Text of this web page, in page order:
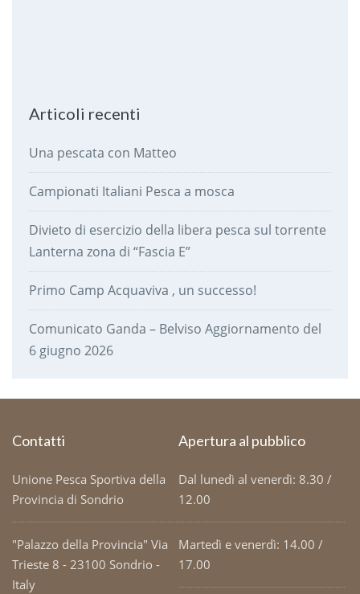
Articoli recenti
Una pescata con Matteo
Campionati Italiani Pesca a mosca
Divieto di esercizio della libera pesca sul torrente
Lanterna zona di “Fascia E”
Primo Camp Acquaviva , un successo!
Comunicato Ganda – Belviso Aggiornamento del
6 giugno 2026
Contatti
Unione Pesca Sportiva della
Provincia di Sondrio
"Palazzo della Provincia" Via
Trieste 8 - 23100 Sondrio -
Italy
Apertura al pubblico
Dal lunedì al venerdì: 8.30 /
12.00
Martedì e venerdì: 14.00 /
17.00